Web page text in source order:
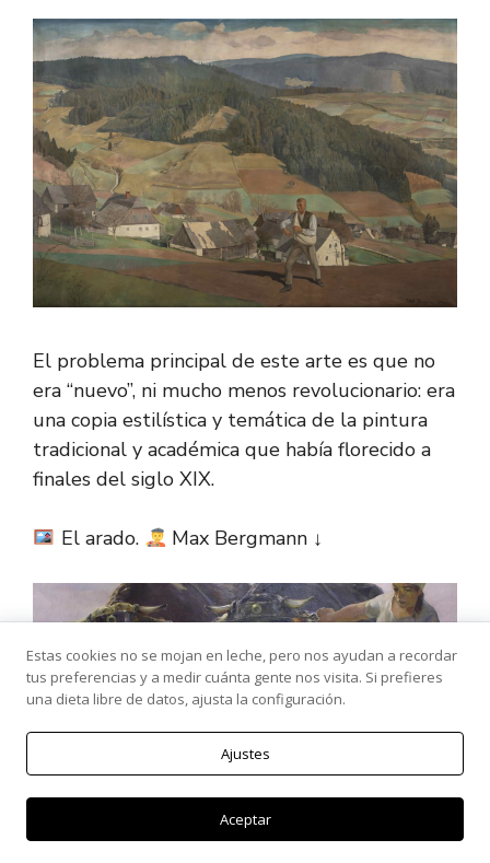
El problema principal de este arte es que no
era “nuevo”, ni mucho menos revolucionario: era
una copia estilística y temática de la pintura
tradicional y académica que había florecido a
finales del siglo XIX.
El arado. Max Bergmann ↓
La única novedad eran los temas pintados con
Estas cookies no se mojan en leche, pero nos ayudan a recordar
tus preferencias y a medir cuánta gente nos visita. Si prefieres
una dieta libre de datos, ajusta la configuración.
Ajustes
Aceptar